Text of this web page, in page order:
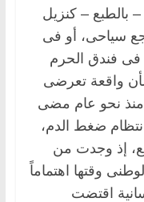
بالطبع – كنزيل
سياحى، أو فى
فى فندق الحرم
واقعة تعرضى
نحو عام مضى
ضغط الدم،
إذ وجدت من
وقتها اهتماماً
اقتضت